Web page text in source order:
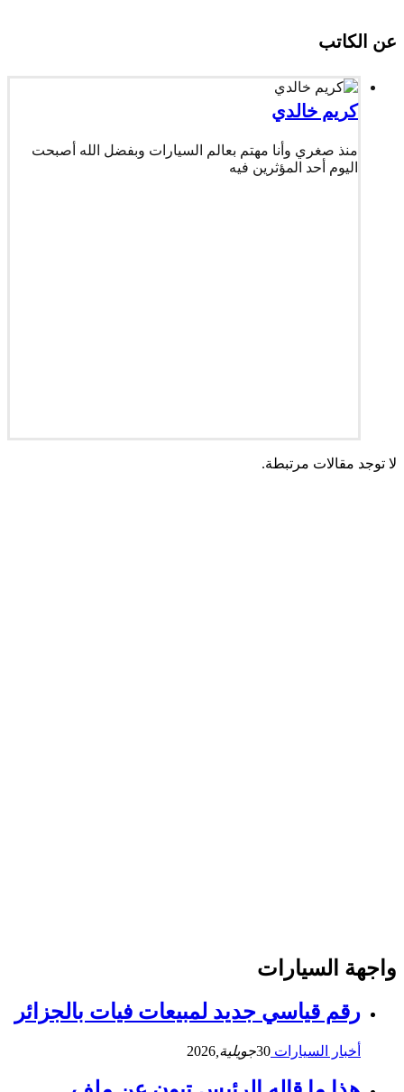
عن الكاتب
كريم خالدي
منذ صغري وأنا مهتم بعالم السيارات وبفضل الله أصبحت
اليوم أحد المؤثرين فيه
لا توجد مقالات مرتبطة.
واجهة السيارات
رقم قياسي جديد لمبيعات فيات بالجزائر
أخبار السيارات 30جويلية, 2026